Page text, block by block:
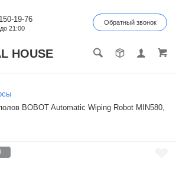
HOUSE
19-76
21:00
Обратный звонок
BOBOT Automatic Wiping Robot MIN580,